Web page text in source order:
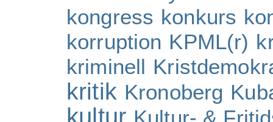
kongress konkurs
korruption KPML(r)
kriminell
kritik Kronoberg